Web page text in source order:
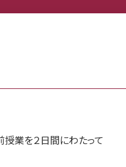
業を２日間にわたって